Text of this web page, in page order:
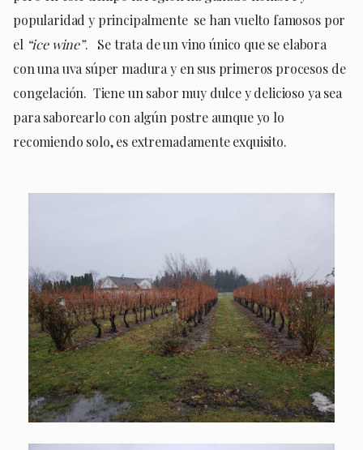
popularidad y principalmente se han vuelto famosos por
el “ice wine”. Se trata de un vino único que se elabora
con una uva súper madura y en sus primeros procesos de
congelación. Tiene un sabor muy dulce y delicioso ya sea
para saborearlo con algún postre aunque yo lo
recomiendo solo, es extremadamente exquisito.